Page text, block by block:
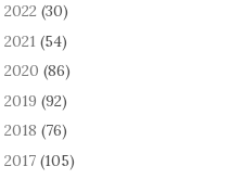
2022 (30)
2021 (54)
2020 (86)
2019 (92)
2018 (76)
2017 (105)